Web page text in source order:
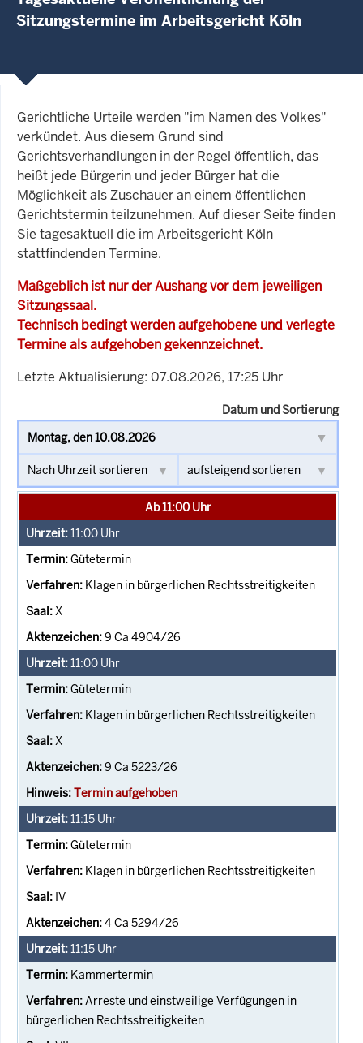
Sitzungstermine im Arbeitsgericht Köln
Gerichtliche Urteile werden "im Namen des Volkes"
verkündet. Aus diesem Grund sind
Gerichtsverhandlungen in der Regel öffentlich, das
heißt jede Bürgerin und jeder Bürger hat die
Möglichkeit als Zuschauer an einem öffentlichen
Gerichtstermin teilzunehmen. Auf dieser Seite finden
Sie tagesaktuell die im Arbeitsgericht Köln
stattfindenden Termine.
Maßgeblich ist nur der Aushang vor dem jeweiligen
Sitzungssaal.
Technisch bedingt werden aufgehobene und verlegte
Termine als aufgehoben gekennzeichnet.
Letzte Aktualisierung: 07.08.2026, 17:25 Uhr
Datum und Sortierung
Ab 11:00 Uhr
11:00 Uhr
Gütetermin
Klagen in bürgerlichen Rechtsstreitigkeiten
X
9 Ca 4904/26
11:00 Uhr
Gütetermin
Klagen in bürgerlichen Rechtsstreitigkeiten
X
9 Ca 5223/26
Termin aufgehoben
11:15 Uhr
Gütetermin
Klagen in bürgerlichen Rechtsstreitigkeiten
IV
4 Ca 5294/26
11:15 Uhr
Kammertermin
Arreste und einstweilige Verfügungen in
bürgerlichen Rechtsstreitigkeiten